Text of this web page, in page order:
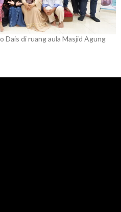
Dais di ruang aula Masjid Agung